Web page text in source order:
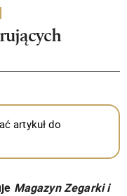
artykuł do
Magazyn Zegarki i